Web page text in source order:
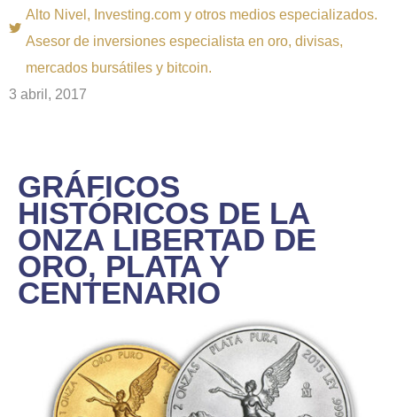
Alto Nivel, Investing.com y otros medios especializados.
Asesor de inversiones especialista en oro, divisas,
mercados bursátiles y bitcoin.
3 abril, 2017
GRÁFICOS
HISTÓRICOS DE LA
ONZA LIBERTAD DE
ORO, PLATA Y
CENTENARIO